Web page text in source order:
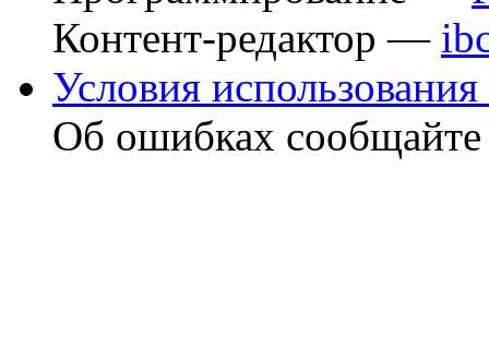
Контент-редактор —
Условия использования
Об ошибках